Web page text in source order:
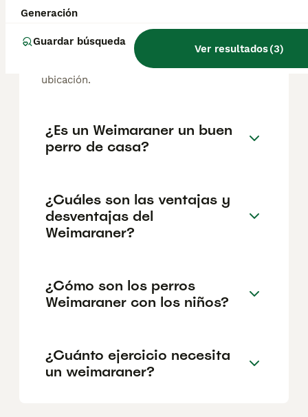
Generación
Guardar búsqueda
Ver resultados(3)
El coste medio de un cachorro de
aproximadamente 622€, aunque los precios
pueden variar según factores como el
pedigrí, la reputación del criador y la
ubicación.
¿Es un Weimaraner un buen
perro de casa?
¿Cuáles son las ventajas y
desventajas del
Weimaraner?
¿Cómo son los perros
Weimaraner con los niños?
¿Cuánto ejercicio necesita
un weimaraner?